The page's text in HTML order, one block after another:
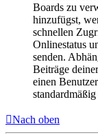
Boards zu
hinzufügst,
schnellen
Onlinestatus
senden.
Beiträge
einen
Nach oben